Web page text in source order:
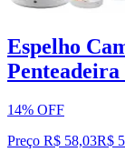
Espelho
14% OFF
Preço R$ 58,03R$